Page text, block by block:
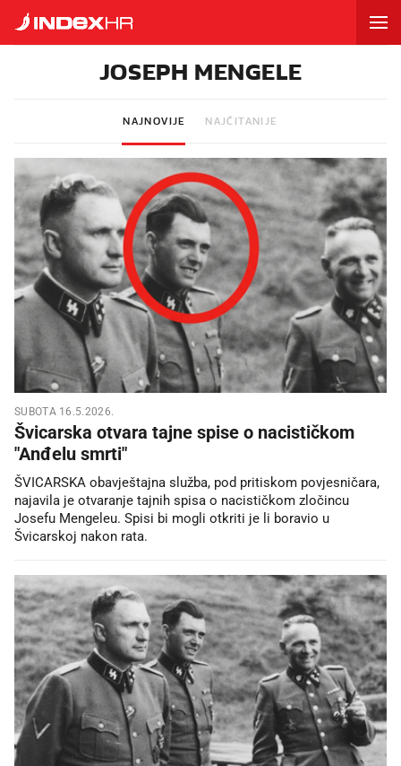
JOSEPH MENGELE
NAJNOVIJE NAJČITANIJE
SUBOTA 16.5.2026.
Švicarska otvara tajne spise o nacističkom
"Anđelu smrti"
ŠVICARSKA obavještajna služba, pod pritiskom povjesničara,
najavila je otvaranje tajnih spisa o nacističkom zločincu
Josefu Mengeleu. Spisi bi mogli otkriti je li boravio u
Švicarskoj nakon rata.